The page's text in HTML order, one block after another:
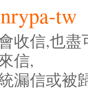
tw
收信,也
信,
漏信或被